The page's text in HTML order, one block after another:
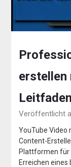
erstellen
Veröffentlicht
YouTube Video
Content-
Plattformen für
Erreichen